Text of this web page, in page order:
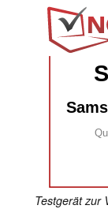
Testgerät zur